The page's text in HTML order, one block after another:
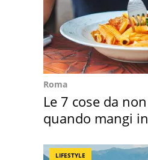
Roma
Le 7 cose da
quando mangi
LIFESTYLE